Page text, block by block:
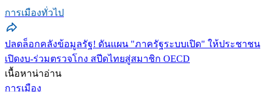
การเมืองทั่วไป
ปลดล็อกคลังข้อมูลรัฐ! ดันแผน "ภาครัฐระบบเปิด" ให้ประชาชน
เปิดงบ-ร่วมตรวจโกง สปีดไทยสู่สมาชิก OECD
เนื้อหาน่าอ่าน
การเมือง